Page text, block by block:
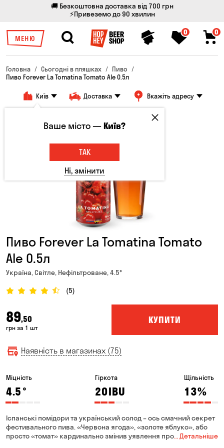
🚚 Безкоштовна доставка від 700 грн
⚡Привеземо до 90 хвилин
МЕНЮ
0 0
Головна Сьогодні в пляшках
Пиво
Пиво Forever La Tomatina Tomato Ale 0.5л
Київ Доставка Вкажіть адресу
Пиво Forever La Tomatina Tomato
Ale 0.5л
Україна, Світле, Нефільтроване, 4.5°
(5)
89,50
грн за 1 шт
КУПИТИ
Наявність в магазинах (75)
Міцність
4.5°
Гіркота
20IBU
Щільність
13%
Іспанські помідори та український солод – ось смачний секрет
фестивального пива. «Червона ягода», «золоте яблуко», або
просто «томат» кардинально змінив уявлення про… Детальніше
Ваше місто —Київ?
ТАК
Ні, змінити